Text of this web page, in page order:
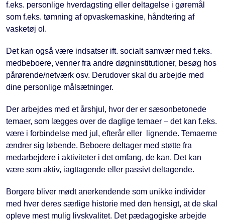
f.eks. personlige hverdagsting eller deltagelse i gøremål
som f.eks. tømning af opvaskemaskine, håndtering af
vasketøj ol.
Det kan også være indsatser ift. socialt samvær med f.eks.
medbeboere, venner fra andre døgninstitutioner, besøg hos
pårørende/netværk osv. Derudover skal du arbejde med
dine personlige målsætninger.
Der arbejdes med et årshjul, hvor der er sæsonbetonede
temaer, som lægges over de daglige temaer – det kan f.eks.
være i forbindelse med jul, efterår eller lignende. Temaerne
ændrer sig løbende. Beboere deltager med støtte fra
medarbejdere i aktiviteter i det omfang, de kan. Det kan
være som aktiv, iagttagende eller passivt deltagende.
Borgere bliver mødt anerkendende som unikke individer
med hver deres særlige historie med den hensigt, at de skal
opleve mest mulig livskvalitet. Det pædagogiske arbejde